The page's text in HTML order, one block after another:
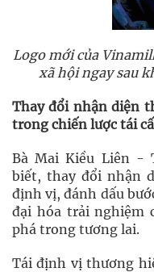
Logo mới của
xã hội ngay sau
Thay đổi nhận diện
trong chiến lược tái
Bà Mai Kiều Liên -
biết, thay đổi nhận
định vị, đánh dấu
đại hóa trải nghiệm
phá trong tương lai.
Tái định vị thương